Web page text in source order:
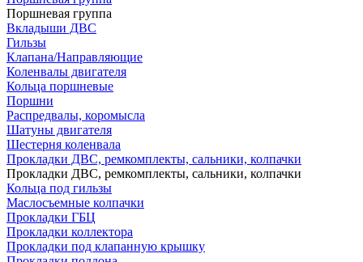
Поршневая группа
Вкладыши ДВС
Гильзы
Клапана/Направляющие
Коленвалы двигателя
Кольца поршневые
Поршни
Распредвалы, коромысла
Шатуны двигателя
Шестерня коленвала
Прокладки ДВС, ремкомплекты, сальники, колпачки
Прокладки ДВС, ремкомплекты, сальники, колпачки
Кольца под гильзы
Маслосъемные колпачки
Прокладки ГБЦ
Прокладки коллектора
Прокладки под клапанную крышку